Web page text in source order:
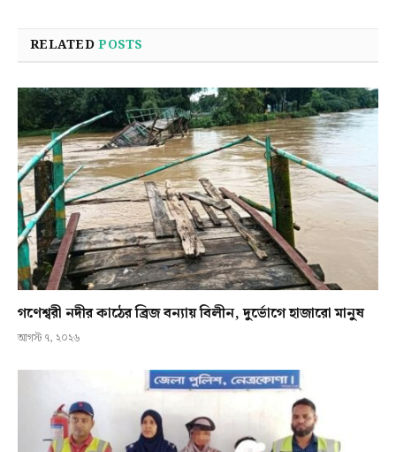
RELATEDPOSTS
গণেশ্বরী নদীর কাঠের ব্রিজ বন্যায় বিলীন, দুর্ভোগে হাজারো মানুষ
আগস্ট ৭, ২০২৬